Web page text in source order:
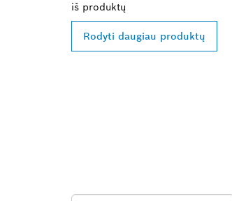
iš produktų
Rodyti daugiau produktų